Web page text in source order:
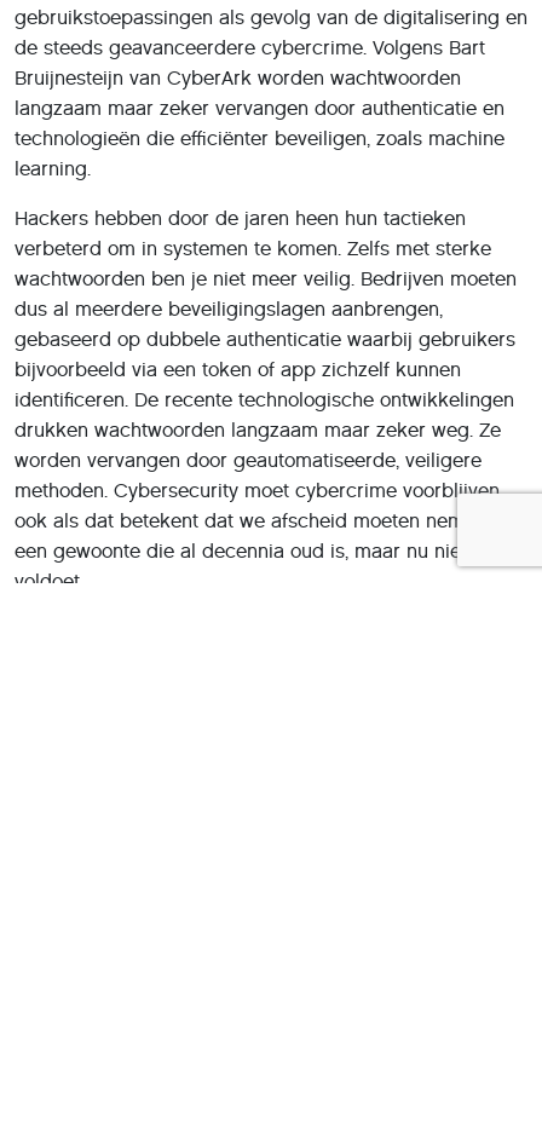
gebruikstoepassingen als gevolg van de digitalisering en
de steeds geavanceerdere cybercrime. Volgens Bart
Bruijnesteijn van CyberArk worden wachtwoorden
langzaam maar zeker vervangen door authenticatie en
technologieën die efficiënter beveiligen, zoals machine
learning.
Hackers hebben door de jaren heen hun tactieken
verbeterd om in systemen te komen. Zelfs met sterke
wachtwoorden ben je niet meer veilig. Bedrijven moeten
dus al meerdere beveiligingslagen aanbrengen,
gebaseerd op dubbele authenticatie waarbij gebruikers
bijvoorbeeld via een token of app zichzelf kunnen
identificeren. De recente technologische ontwikkelingen
drukken wachtwoorden langzaam maar zeker weg. Ze
worden vervangen door geautomatiseerde, veiligere
methoden. Cybersecurity moet cybercrime voorblijven,
ook als dat betekent dat we afscheid moeten nemen van
een gewoonte die al decennia oud is, maar nu niet meer
voldoet.